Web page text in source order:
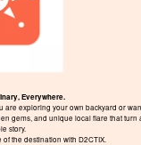
Everywhere.
exploring your own backyard or
gems, and unique local flare that turn
story.
the destination with D2CTIX.